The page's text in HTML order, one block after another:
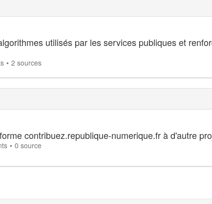
utilisés par les services publiques et
2 sources
contribuez.republique-numerique.fr à d'autre
0 source